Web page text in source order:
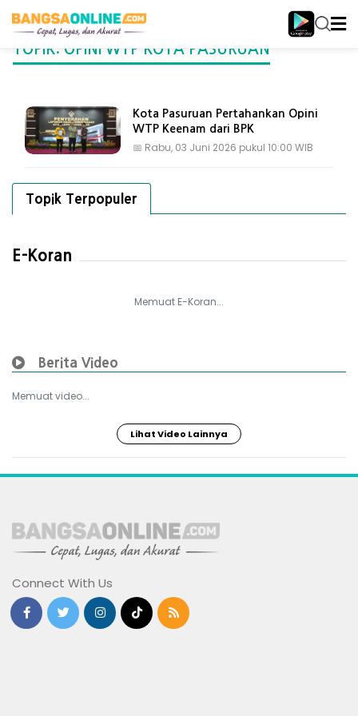
TOPIK: OPINI WTP KOTA PASURUAN
Kota Pasuruan Pertahankan Opini
WTP Keenam dari BPK
📅 Rabu, 03 Juni 2026 pukul 10:00 WIB
Topik Terpopuler
E-Koran
Memuat E-Koran...
Berita Video
Memuat video...
Lihat Video Lainnya
Connect With Us